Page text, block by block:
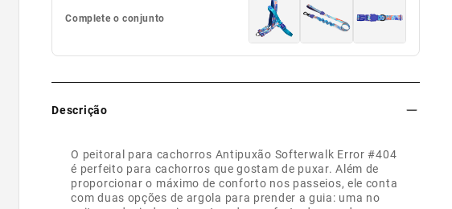
Complete o conjunto
Descrição
O peitoral para cachorros Antipuxão Softerwalk Error #404
é perfeito para cachorros que gostam de puxar. Além de
proporcionar o máximo de conforto nos passeios, ele conta
com duas opções de argola para prender a guia: uma no